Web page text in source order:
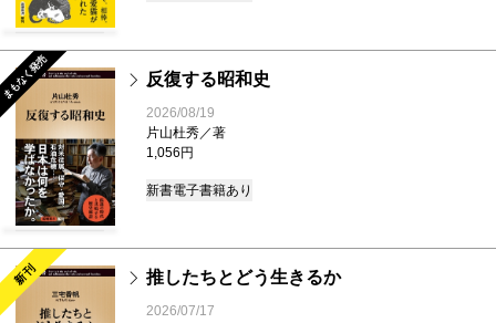
まもなく発売 反復する昭和史
2026/08/19
片山杜秀／著
1,056円
新書電子書籍あり
新刊 推したちとどう生きるか
2026/07/17